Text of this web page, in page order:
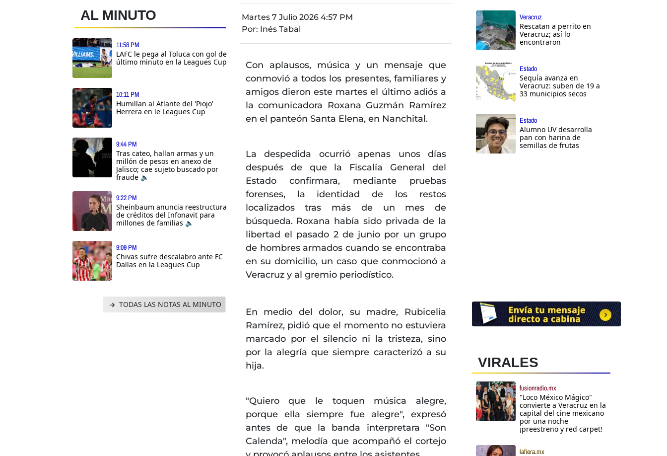
AL MINUTO
11:58 PM
LAFC le pega al Toluca con gol de
último minuto en la Leagues Cup
10:11 PM
Humillan al Atlante del 'Piojo'
Herrera en le Leagues Cup
9:44 PM
Tras cateo, hallan armas y un
millón de pesos en anexo de
Jalisco; cae sujeto buscado por
fraude 🔈
9:22 PM
Sheinbaum anuncia reestructura
de créditos del Infonavit para
millones de familias 🔈
9:09 PM
Chivas sufre descalabro ante FC
Dallas en la Leagues Cup
TODAS LAS NOTAS AL MINUTO
Martes 7 Julio 2026 4:57 PM
Por: Inés Tabal
Con aplausos, música y un mensaje que
conmovió a todos los presentes, familiares y
amigos dieron este martes el último adiós a
la comunicadora Roxana Guzmán Ramírez
en el panteón Santa Elena, en Nanchital.
La despedida ocurrió apenas unos días
después de que la Fiscalía General del
Estado confirmara, mediante pruebas
forenses, la identidad de los restos
localizados tras más de un mes de
búsqueda. Roxana había sido privada de la
libertad el pasado 2 de junio por un grupo
de hombres armados cuando se encontraba
en su domicilio, un caso que conmocionó a
Veracruz y al gremio periodístico.
En medio del dolor, su madre, Rubicelia
Ramírez, pidió que el momento no estuviera
marcado por el silencio ni la tristeza, sino
por la alegría que siempre caracterizó a su
hija.
"Quiero que le toquen música alegre,
porque ella siempre fue alegre", expresó
antes de que la banda interpretara "Son
Calenda", melodía que acompañó el cortejo
Veracruz
Rescatan a perrito en
Veracruz; así lo
encontraron
Estado
Sequía avanza en
Veracruz: suben de 19 a
33 municipios secos
Estado
Alumno UV desarrolla
pan con harina de
semillas de frutas
VIRALES
fusionradio.mx
"Loco México Mágico"
convierte a Veracruz en la
capital del cine mexicano
por una noche
¡preestreno y red carpet!
lafiera.mx